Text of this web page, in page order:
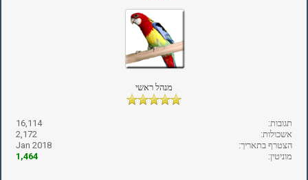
מנהל ראשי
תגובות:
16,114
אשכולות:
2,172
הצטרף בתאריך:
Jan 2018
מוניטין:
1,464